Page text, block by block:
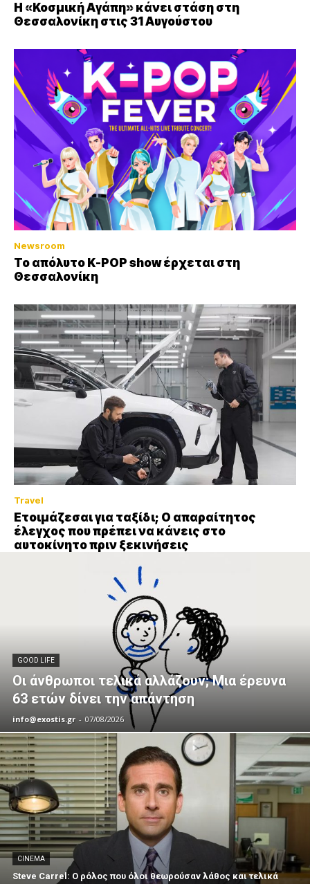
Η «Κοσμική Αγάπη» κάνει στάση στη
Θεσσαλονίκη στις 31 Αυγούστου
Newsroom
Το απόλυτο K-POP show έρχεται στη
Θεσσαλονίκη
Travel
Ετοιμάζεσαι για ταξίδι; Ο απαραίτητος
έλεγχος που πρέπει να κάνεις στο
αυτοκίνητο πριν ξεκινήσεις
GOOD LIFE
Οι άνθρωποι τελικά αλλάζουν; Μια έρευνα
63 ετών δίνει την απάντηση
info@exostis.gr - 07/08/2026
CINEMA
Steve Carrel: Ο ρόλος που όλοι θεωρούσαν λάθος και τελικά